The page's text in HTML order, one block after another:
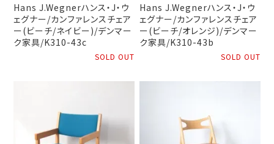
Hans J.Wegnerハンス・J・ウ
ェグナー/カンファレンスチェア
ー(ビーチ/ネイビー)/デンマー
ク家具/K310-43c
SOLD OUT
Hans J.Wegnerハンス・J・ウ
ェグナー/カンファレンスチェア
ー(ビーチ/オレンジ)/デンマー
ク家具/K310-43b
SOLD OUT